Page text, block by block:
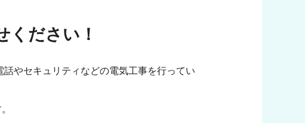
ください！
やセキュリティなどの電気工事を行ってい